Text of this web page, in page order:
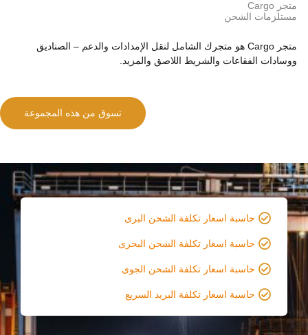
متجر Cargo
مستلزمات الشحن
متجر Cargo هو متجرك الشامل لنقل الإمدادات والدعم – الصناديق
ووسادات الفقاعات والشريط اللاصق والمزيد.
تسوق من هذه المجموعة
حاسبة اسعار تكلفة الشحن البرى
حاسبة اسعار تكلفة الشحن البحرى
حاسبة اسعار تكلفة الشحن الجوى
حاسبة اسعار تكلفة البريد السريع